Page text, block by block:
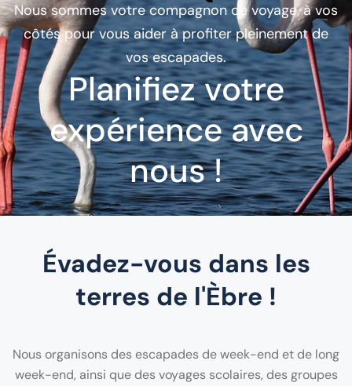
Nous sommes votre compagnon de voyage, à vos
côtés pour vous aider à profiter pleinement de
vos escapades.
Planifiez votre
expérience avec
nous !
Évadez-vous dans les
terres de l'Èbre !
Nous organisons des escapades de week-end et de long
week-end, ainsi que des voyages scolaires, des groupes